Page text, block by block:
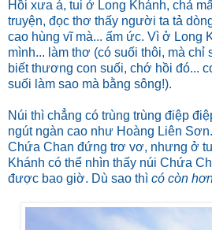
Hồi xưa á, tui ở Long Khánh, chả
truyện, đọc thơ thấy người ta tả
cao hùng vĩ mà... ấm ức. Vì ở Long
mình... làm thơ (có suối thôi, mà chỉ
biết thương con suối, chớ hồi đó...
suối làm sao mà bằng sông!).
Núi thì chẳng có trùng trùng điệp
ngút ngàn cao như Hoàng Liên
Chứa Chan đứng trơ vơ, nhưng ở
Khánh có thể nhìn thấy núi Chứa
được bao giờ. Dù sao thì có còn